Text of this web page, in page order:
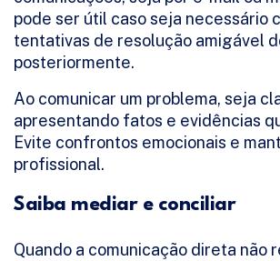
pode ser útil caso seja necessário
tentativas de resolução amigável
posteriormente.
Ao comunicar um problema, seja
apresentando fatos e evidências
Evite confrontos emocionais e
profissional.
Saiba mediar e conciliar
Quando a comunicação direta não